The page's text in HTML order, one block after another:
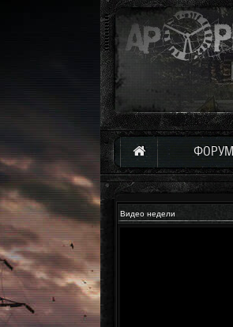
ФОРУМ
Видео недели